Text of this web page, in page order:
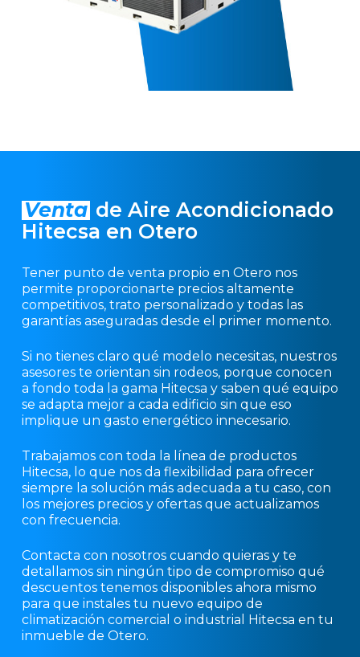
Venta de Aire Acondicionado
Hitecsa en Otero
Tener punto de venta propio en Otero nos
permite proporcionarte precios altamente
competitivos, trato personalizado y todas las
garantías aseguradas desde el primer momento.
Si no tienes claro qué modelo necesitas, nuestros
asesores te orientan sin rodeos, porque conocen
a fondo toda la gama Hitecsa y saben qué equipo
se adapta mejor a cada edificio sin que eso
implique un gasto energético innecesario.
Trabajamos con toda la línea de productos
Hitecsa, lo que nos da flexibilidad para ofrecer
siempre la solución más adecuada a tu caso, con
los mejores precios y ofertas que actualizamos
con frecuencia.
Contacta con nosotros cuando quieras y te
detallamos sin ningún tipo de compromiso qué
descuentos tenemos disponibles ahora mismo
para que instales tu nuevo equipo de
climatización comercial o industrial Hitecsa en tu
inmueble de Otero.